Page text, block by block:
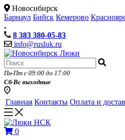
Новосибирск
Барнаул Бийск Кемерово
8 383 380-05-83
info@rusluk.ru
Пн-Пт с 09:00 до 17:00
Сб-Вс выходные
Главная Контакты Оплата и
0